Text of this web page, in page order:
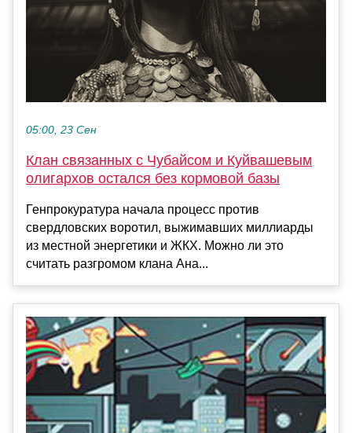
05:00, 23 Сен
Клан связанных с Чубайсом и Куйвашевым
олигархов остался без кормовой базы
Генпрокуратура начала процесс против
свердловских воротил, выжимавших миллиарды
из местной энергетики и ЖКХ. Можно ли это
считать разгромом клана Ана...